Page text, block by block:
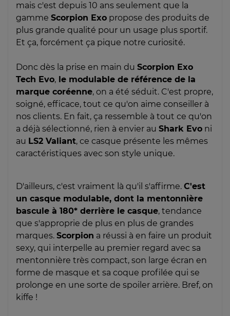
mais c'est depuis 10 ans seulement que la
gamme Scorpion Exo propose des produits de
plus grande qualité pour un usage plus sportif.
Et ça, forcément ça pique notre curiosité.
Donc dès la prise en main du Scorpion Exo
Tech Evo, le modulable de référence de la
marque coréenne, on a été séduit. C'est propre,
soigné, efficace, tout ce qu'on aime conseiller à
nos clients. En fait, ça ressemble à tout ce qu'on
a déjà sélectionné, rien à envier au Shark Evo ni
au LS2 Valiant, ce casque présente les mêmes
caractéristiques avec son style unique.
D'ailleurs, c'est vraiment là qu'il s'affirme. C'est
un casque modulable, dont la mentonnière
bascule à 180* derrière le casque, tendance
que s'approprie de plus en plus de grandes
marques. Scorpion a réussi à en faire un produit
sexy, qui interpelle au premier regard avec sa
mentonnière très compact, son large écran en
forme de masque et sa coque profilée qui se
prolonge en une sorte de spoiler arrière. Bref, on
kiffe !